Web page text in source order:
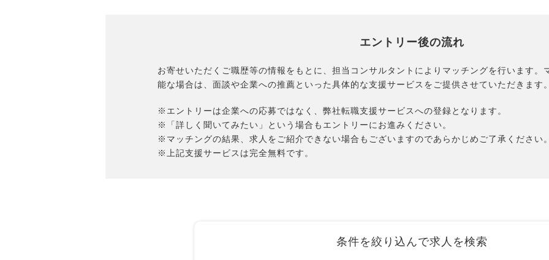
エントリー後の流れ
お寄せいただくご職歴等の情報をもとに、担当コンサルタントによりマッチングを行います。
能な場合は、面談や企業への推薦といった具体的な支援サービスをご提供させていただきます。
※エントリーは企業への応募ではなく、弊社転職支援サービスへの登録となります。
※「詳しく聞いてみたい」という場合もエントリーにお進みください。
※マッチングの結果、求人をご紹介できない場合もございますのであらかじめご了承ください。
※上記支援サービスは完全無料です。
条件を絞り込んで求人を検索